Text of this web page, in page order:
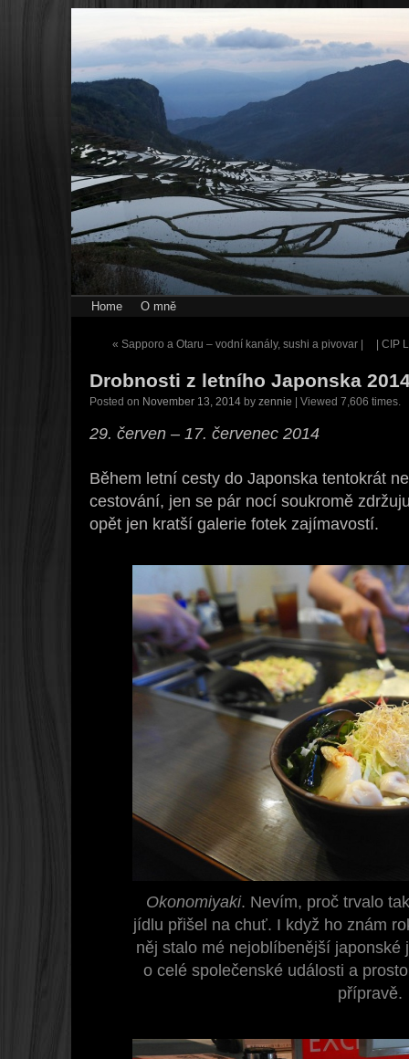
Home O mně
« Sapporo a Otaru – vodní kanály, sushi a pivovar | | CIP
Drobnosti z letního Japonska
Posted on November 13, 2014 by zennie | Viewed 7,606 times.
29. červen – 17. červenec 2014
Během letní cesty do Japonska tentokrát
cestování, jen se pár nocí soukromě
opět jen kratší galerie fotek zajímavostí.
Okonomiyaki. Nevím, proč trvalo
jídlu přišel na chuť. I když ho znám
něj stalo mé nejoblíbenější
o celé společenské události a
přípravě.